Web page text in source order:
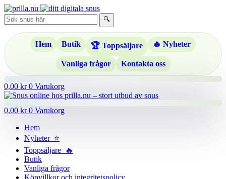
Hoppa
till
innehåll
🔍
Hem Butik 🏆 Toppsäljare 🔥 Nyheter
Vanliga frågor Kontakta oss
0,00 kr 0 Varukorg
0,00 kr 0 Varukorg
Hem
Nyheter ⭐
Toppsäljare 🔥
Butik
Vanliga frågor
Köpvillkor och integritetspolicy